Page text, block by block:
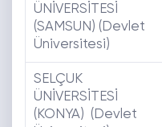
ÜNİVERSİTESİ
(SAMSUN) (Devlet
Üniversitesi)
SELÇUK
ÜNİVERSİTESİ
(KONYA) (Devlet